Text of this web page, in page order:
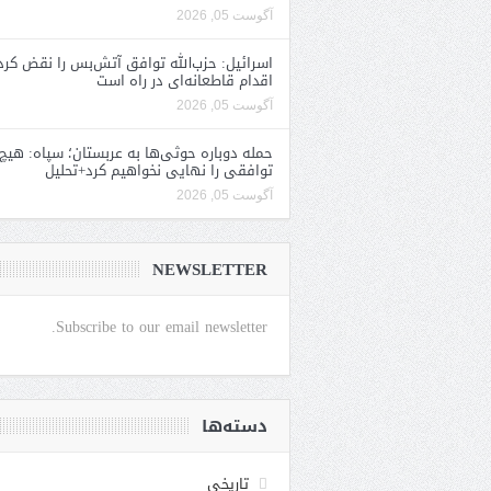
آگوست 05, 2026
اسرائیل: حزب‌الله توافق آتش‌بس را نقض
اقدام قاطعانه‌ای در راه است
آگوست 05, 2026
حمله دوباره حوثی‌ها به عربستان؛ سپاه: هیچ
توافقی را نهایی نخواهیم کرد+تحلیل
آگوست 05, 2026
NEWSLETTER
Subscribe to our email newsletter.
دسته‌ها
تاریخی